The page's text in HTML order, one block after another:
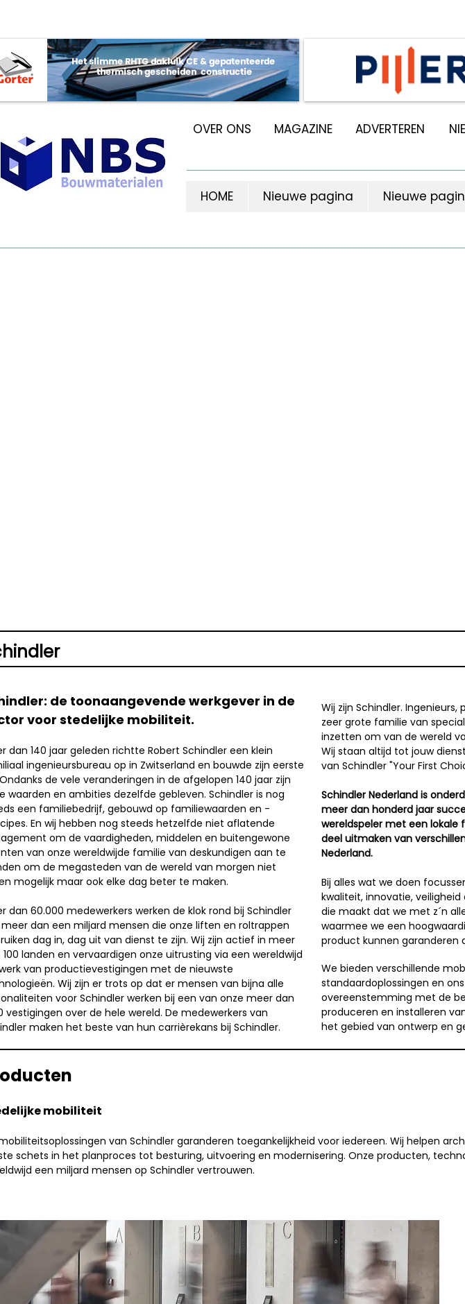
OVER ONS MAGAZINE ADVERTEREN
HOME Nieuwe pagina Nieuwe
de toonaangevende werkgever in de
voor stedelijke mobiliteit.
dan 140 jaar geleden richtte Robert Schindler een klein
ingenieursbureau op in Zwitserland en bouwde zijn eerste
de vele veranderingen in de afgelopen 140 jaar zijn
waarden en ambities dezelfde gebleven. Schindler is nog
een familiebedrijf, gebouwd op familiewaarden en -
En wij hebben nog steeds hetzelfde niet aflatende
om de vaardigheden, middelen en buitengewone
van onze wereldwijde familie van deskundigen aan te
om de megasteden van de wereld van morgen niet
mogelijk maar ook elke dag beter te maken.
dan 60.000 medewerkers werken de klok rond bij Schindler
dan een miljard mensen die onze liften en roltrappen
dag in, dag uit van dienst te zijn. Wij zijn actief in meer
100 landen en vervaardigen onze uitrusting via een wereldwijd
van productievestigingen met de nieuwste
Wij zijn er trots op dat er mensen van bijna alle
voor Schindler werken bij een van onze meer dan
vestigingen over de hele wereld. De medewerkers van
maken het beste van hun carrièrekans bij Schindler.
Wij zijn Schindler.
zeer grote familie van
inzetten om van de wereld
Wij staan altijd tot jouw
van Schindler "Your First
Schindler Nederland is
meer dan honderd jaar
wereldspeler met een lokale
deel uitmaken van
Nederland.
Bij alles wat we doen
kwaliteit, innovatie,
die maakt dat we met z´n
waarmee we een
product kunnen garanderen
We bieden verschillende
standaardoplossingen en
overeenstemming met de
produceren en installeren
het gebied van ontwerp en
mobiliteit
van Schindler garanderen toegankelijkheid voor iedereen. Wij helpen
schets in het planproces tot besturing, uitvoering en modernisering. Onze producten,
een miljard mensen op Schindler vertrouwen.